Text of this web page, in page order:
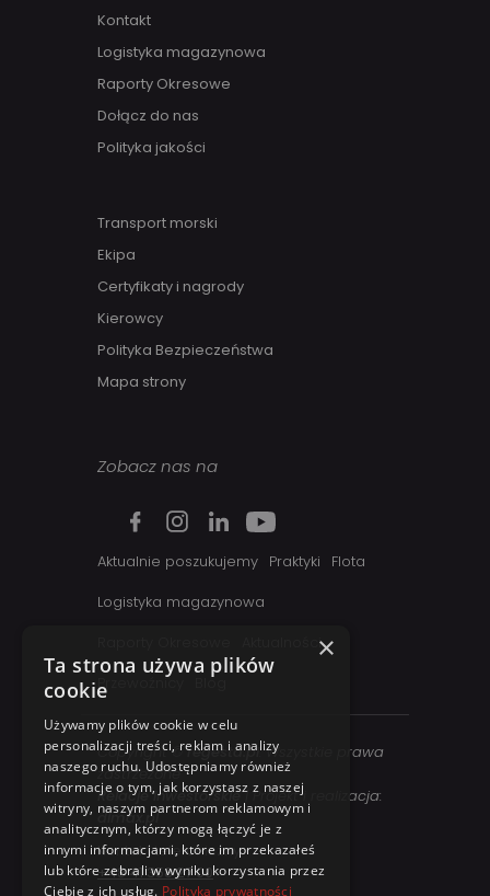
Kontakt
Logistyka magazynowa
Raporty Okresowe
Dołącz do nas
Polityka jakości
Transport morski
Ekipa
Certyfikaty i nagrody
Kierowcy
Polityka Bezpieczeństwa
Mapa strony
Zobacz nas na
Aktualnie poszukujemy Praktyki
Flota
Logistyka magazynowa
Aktualności
Przewoźnicy
Blog
Copyright ©regesta.pl. Wszystkie prawa
zastrzezone
Relacje inwestorskie| Projekt i realizacja:
dimax.pl
Kontakt telefoniczny:
+48 41 358 27 00
×
Ta strona używa plików
cookie
Używamy plików cookie w celu
personalizacji treści, reklam i analizy
naszego ruchu. Udostępniamy również
informacje o tym, jak korzystasz z naszej
witryny, naszym partnerom reklamowym i
analitycznym, którzy mogą łączyć je z
innymi informacjami, które im przekazałeś
lub które zebrali w wyniku korzystania przez
Ciebie z ich usług. Polityka prywatności